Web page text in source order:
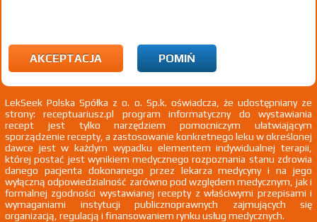
LekSeek Polska Sp. z o.o. Sp. k.
LekSeek Polskato innowacyjna firma programistyczna działająca
w obszarze medycyny od 2003 roku. Naszym celem jest
dostarczanie lekarzom nowoczesnych narzędzi i sprawdzonych
informacji, niezbędnych do skutecznego diagnozowania i leczenia
pacjentów.
AKCEPTACJA POMIŃ
LekSeek Polska Spółka z o. o. Sp.k. oświadcza, że udostępniany ze
strony: receptuariusz.pl program informatyczny do wystawiania
recept jest tylko narzędziem pomocniczym ułatwiającym
sporządzenie recepty, a zastosowanie konkretnego leku w określonej
dawce jest w każdym wypadku elementem indywidualnej terapii,
której postać jest wynikiem medycznego rozpoznania stanu zdrowia
danego pacjenta dokonanego przez lekarza medycyny i na jego
wyłączną odpowiedzialność zarówno pod względem medycznym, jak i
formalnej zgodności wystawianej recepty z właściwymi przepisami i
wymaganiami instytucji publicznoprawnych zajmujących się
organizacją, regulacją i finansowaniem rynku usług medycznych.